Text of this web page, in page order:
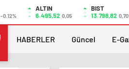
-0.12%
ALTIN
6.495,52 0,05
BIST
13.798,82
HABERLER Güncel E-